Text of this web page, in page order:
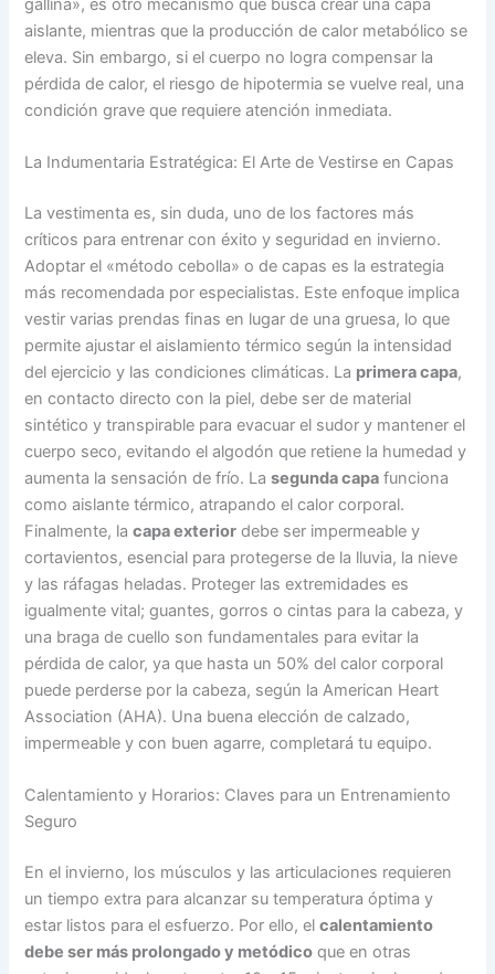
aislante, mientras que la producción de calor metabólico se
eleva. Sin embargo, si el cuerpo no logra compensar la
pérdida de calor, el riesgo de hipotermia se vuelve real, una
condición grave que requiere atención inmediata.
La Indumentaria Estratégica: El Arte de Vestirse en Capas
La vestimenta es, sin duda, uno de los factores más
críticos para entrenar con éxito y seguridad en invierno.
Adoptar el «método cebolla» o de capas es la estrategia
más recomendada por especialistas. Este enfoque implica
vestir varias prendas finas en lugar de una gruesa, lo que
permite ajustar el aislamiento térmico según la intensidad
del ejercicio y las condiciones climáticas. La primera capa,
en contacto directo con la piel, debe ser de material
sintético y transpirable para evacuar el sudor y mantener el
cuerpo seco, evitando el algodón que retiene la humedad y
aumenta la sensación de frío. Lasegunda capa funciona
como aislante térmico, atrapando el calor corporal.
Finalmente, lacapa exterior debe ser impermeable y
cortavientos, esencial para protegerse de la lluvia, la nieve
y las ráfagas heladas. Proteger las extremidades es
igualmente vital; guantes, gorros o cintas para la cabeza, y
una braga de cuello son fundamentales para evitar la
pérdida de calor, ya que hasta un 50% del calor corporal
puede perderse por la cabeza, según la American Heart
Association (AHA). Una buena elección de calzado,
impermeable y con buen agarre, completará tu equipo.
Calentamiento y Horarios: Claves para un Entrenamiento
Seguro
En el invierno, los músculos y las articulaciones requieren
un tiempo extra para alcanzar su temperatura óptima y
estar listos para el esfuerzo. Por ello, elcalentamiento
debe ser más prolongado y metódico que en otras